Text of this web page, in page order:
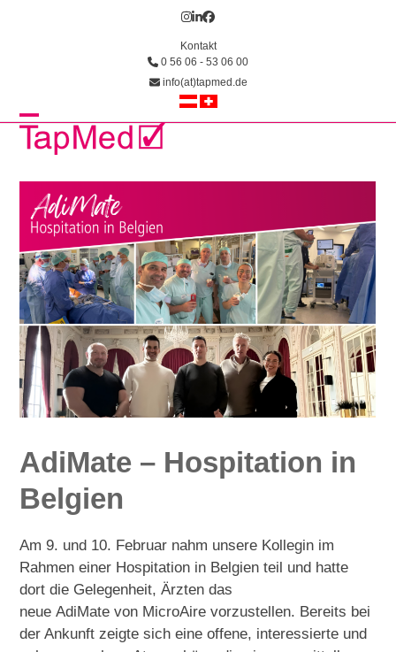
Instagram
LinkedIn
Facebook
Kontakt
0 56 06 - 53 06 00
info(at)tapmed.de
Open
menu
Close
menu
AdiMate – Hospitation in
Belgien
Am 9. und 10. Februar nahm unsere Kollegin im
Rahmen einer Hospitation in Belgien teil und hatte
dort die Gelegenheit, Ärzten das
neue AdiMate von MicroAire vorzustellen. Bereits bei
der Ankunft zeigte sich eine offene, interessierte und